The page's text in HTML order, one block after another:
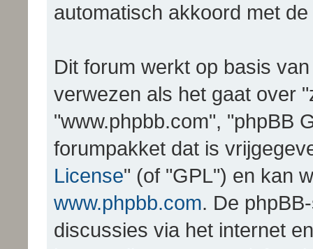
automatisch akkoord met
Dit forum werkt op basis
verwezen als het gaat over
"www.phpbb.com", "phpBB
forumpakket dat is
License" (of "GPL") en kan
www.phpbb.com. De
discussies via het internet